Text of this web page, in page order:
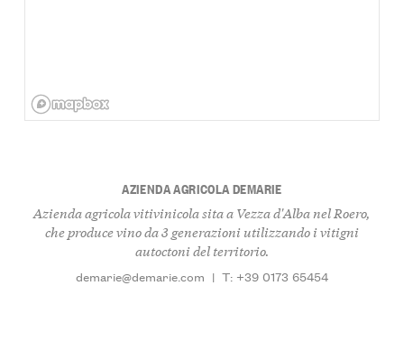
AZIENDA AGRICOLA DEMARIE
Azienda agricola vitivinicola sita a Vezza d'Alba nel Roero,
che produce vino da 3 generazioni utilizzando i vitigni
autoctoni del territorio.
demarie@demarie.com | T: +39 0173 65454